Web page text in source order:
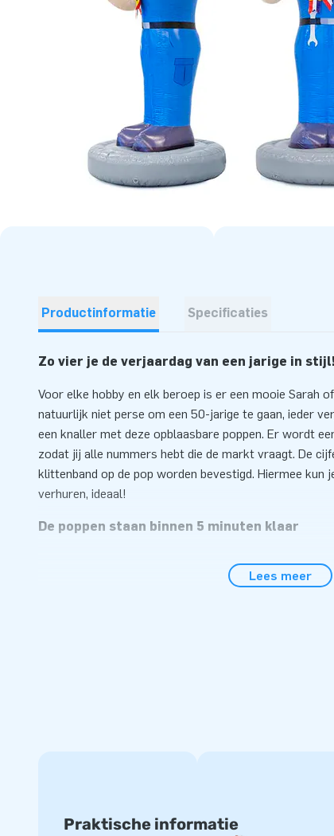
Productinformatie Specificaties
Zo vier je de verjaardag van een jarige in stijl!
Voor elke hobby en elk beroep is er een mooie Sarah
natuurlijk niet perse om een 50-jarige te gaan, ieder
een knaller met deze opblaasbare poppen. Er wordt
zodat jij alle nummers hebt die de markt vraagt. De
klittenband op de pop worden bevestigd. Hiermee kun
verhuren, ideaal!
De poppen staan binnen 5 minuten klaar
halsbrekende toeren uit te halen om deze poppen op
Lees meer
Praktische informatie